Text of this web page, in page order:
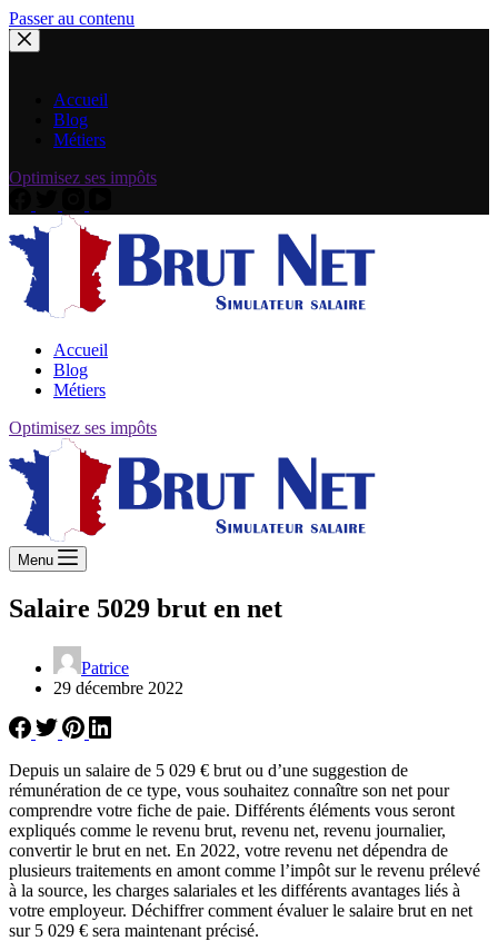
Passer au contenu
Accueil
Blog
Métiers
Optimisez ses impôts
Accueil
Blog
Métiers
Optimisez ses impôts
Menu
Salaire 5029 brut en net
Patrice
29 décembre 2022
Depuis un salaire de 5 029 € brut ou d’une suggestion de
rémunération de ce type, vous souhaitez connaître son net pour
comprendre votre fiche de paie. Différents éléments vous seront
expliqués comme le revenu brut, revenu net, revenu journalier,
convertir le brut en net. En 2022, votre revenu net dépendra de
plusieurs traitements en amont comme l’impôt sur le revenu prélevé
à la source, les charges salariales et les différents avantages liés à
votre employeur. Déchiffrer comment évaluer le salaire brut en net
sur 5 029 € sera maintenant précisé.